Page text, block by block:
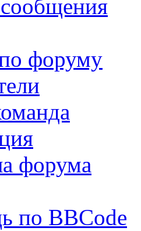
форуму
форума
по BBCode